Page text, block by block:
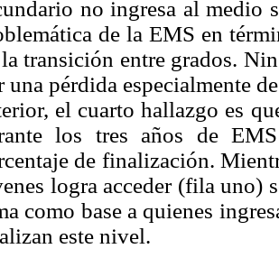
no ingresa al medio
de la EMS en
transición entre grados.
una pérdida especialmente
el cuarto hallazgo es
los tres años de
de finalización.
logra acceder (fila uno)
como base a quienes
este nivel.